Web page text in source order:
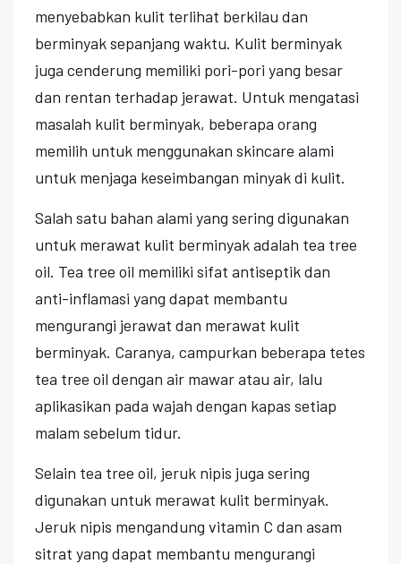
menyebabkan kulit terlihat berkilau dan
berminyak sepanjang waktu. Kulit berminyak
juga cenderung memiliki pori-pori yang besar
dan rentan terhadap jerawat. Untuk mengatasi
masalah kulit berminyak, beberapa orang
memilih untuk menggunakan skincare alami
untuk menjaga keseimbangan minyak di kulit.
Salah satu bahan alami yang sering digunakan
untuk merawat kulit berminyak adalah tea tree
oil. Tea tree oil memiliki sifat antiseptik dan
anti-inflamasi yang dapat membantu
mengurangi jerawat dan merawat kulit
berminyak. Caranya, campurkan beberapa tetes
tea tree oil dengan air mawar atau air, lalu
aplikasikan pada wajah dengan kapas setiap
malam sebelum tidur.
Selain tea tree oil, jeruk nipis juga sering
digunakan untuk merawat kulit berminyak.
Jeruk nipis mengandung vitamin C dan asam
sitrat yang dapat membantu mengurangi